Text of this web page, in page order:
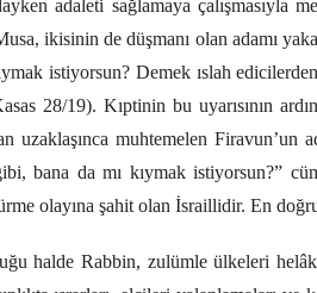
adaleti sağlamaya çalışmasıyla
ikisinin de düşmanı olan adamı
istiyorsun? Demek ıslah
28/19). Kıptinin bu uyarısının
uzaklaşınca muhtemelen
bana da mı kıymak istiyorsun?”
olayına şahit olan İsraillidir. En
halde Rabbin, zulümle ülkeleri